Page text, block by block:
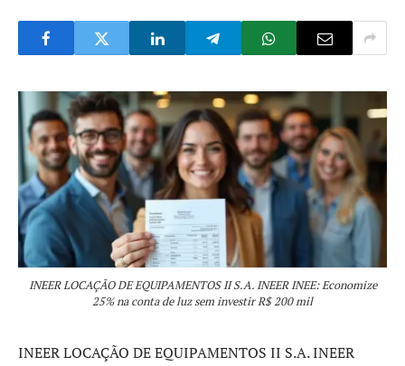
INEER LOCAÇÃO DE EQUIPAMENTOS II S.A. INEER INEE: Economize
25% na conta de luz sem investir R$ 200 mil
INEER LOCAÇÃO DE EQUIPAMENTOS II S.A. INEER